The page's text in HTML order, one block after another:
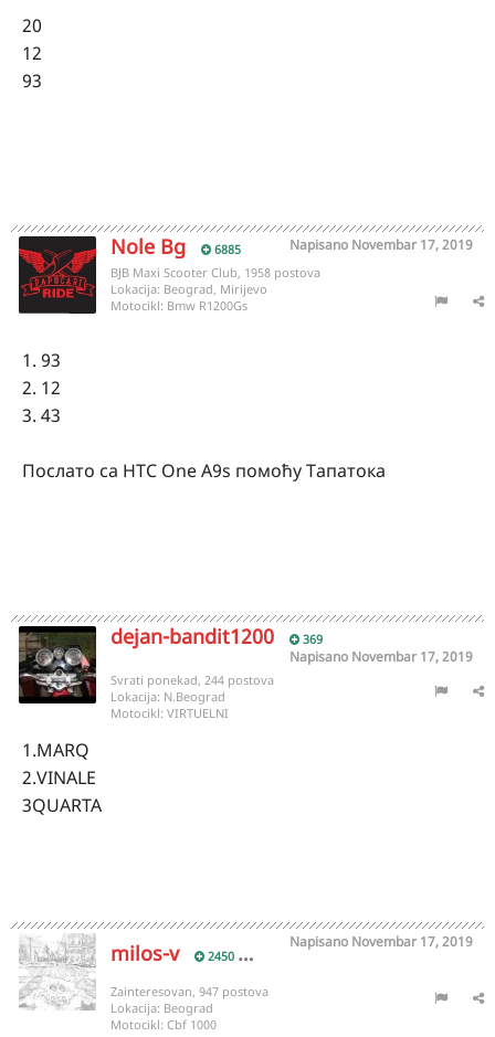
20
12
93
Nole Bg 6885 Napisano Novembar 17, 2019
BJB Maxi Scooter Club, 1958 postova
Lokacija: Beograd, Mirijevo
Motocikl: Bmw R1200Gs
1. 93
2. 12
3. 43
Послато са HTC One A9s помоћу Тапатока
dejan-bandit1200 369
Napisano Novembar 17, 2019
Svrati ponekad, 244 postova
Lokacija: N.Beograd
Motocikl: VIRTUELNI
1.MARQ
2.VINALE
3QUARTA
milos-v 2450
Napisano Novembar 17, 2019
Zainteresovan, 947 postova
Lokacija: Beograd
Motocikl: Cbf 1000